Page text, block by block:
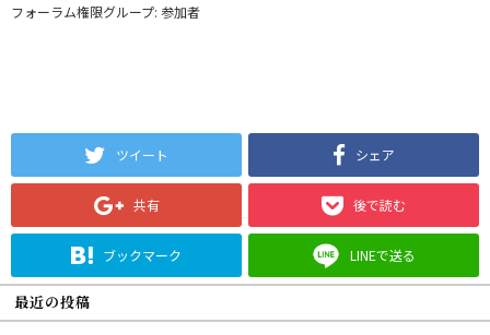
フォーラム権限グループ: 参加者
ツイート シェア
共有 後で読む
ブックマーク LINEで送る
最近の投稿